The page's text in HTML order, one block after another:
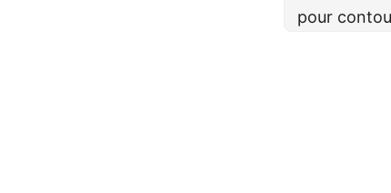
pour